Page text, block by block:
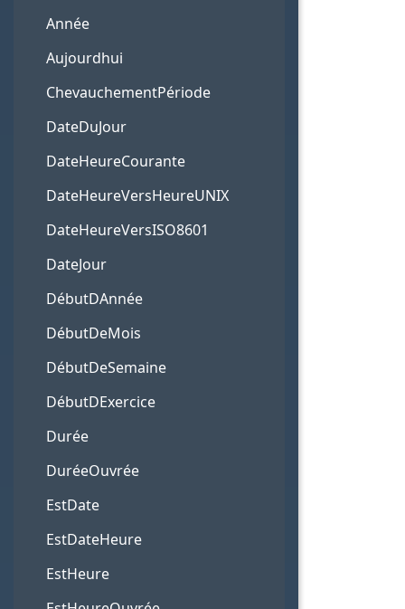
Année
Aujourdhui
ChevauchementPériode
DateDuJour
DateHeureCourante
DateHeureVersHeureUNIX
DateHeureVersISO8601
DateJour
DébutDAnnée
DébutDeMois
DébutDeSemaine
DébutDExercice
Durée
DuréeOuvrée
EstDate
EstDateHeure
EstHeure